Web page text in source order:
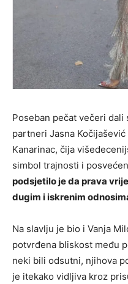
Poseban pečat večeri
partneri Jasna Kočijašević
Kanarinac, čija
simbol trajnosti i
podsjetilo je da prava
dugim i iskrenim
Na slavlju je bio i Vanja
potvrđena bliskost među
neki bili odsutni, njihova
je itekako vidljiva kroz